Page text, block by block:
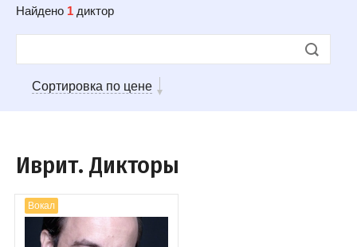
Найдено 1 диктор
Сортировка по цене
Иврит. Дикторы
Вокал